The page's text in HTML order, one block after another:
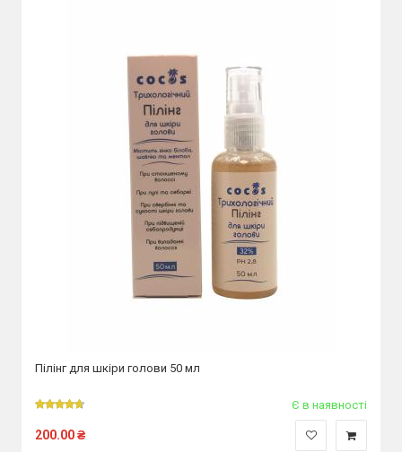
Пілінг для шкіри голови 50 мл
Є в наявності
200.00₴